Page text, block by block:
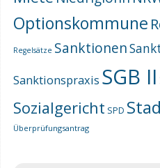
Optionskommune
Regelsätze Sanktionen
Sanktionspraxis SGB II
Sozialgericht SPD
Überprüfungsantrag